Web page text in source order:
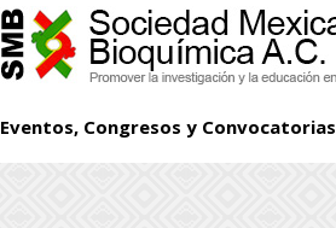
Eventos, Congresos y Convocatorias